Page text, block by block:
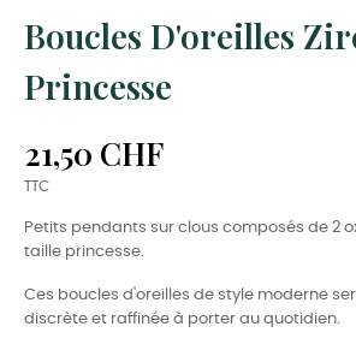
Boucles D'oreilles
Princesse
21,50 CHF
TTC
Petits pendants sur clous composés de 2
taille princesse.
Ces boucles d'oreilles de style moderne
discrète et raffinée à porter au quotidien.